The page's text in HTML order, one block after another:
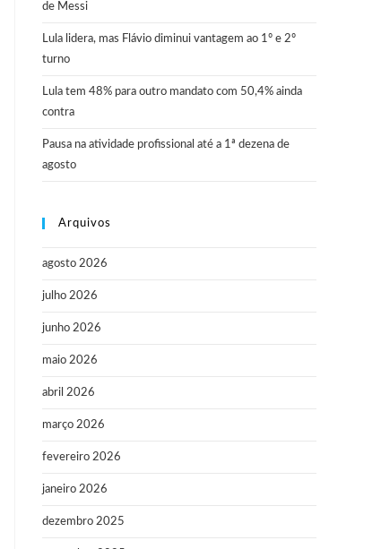
de Messi
Lula lidera, mas Flávio diminui vantagem ao 1º e 2º
turno
Lula tem 48% para outro mandato com 50,4% ainda
contra
Pausa na atividade profissional até a 1ª dezena de
agosto
Arquivos
agosto 2026
julho 2026
junho 2026
maio 2026
abril 2026
março 2026
fevereiro 2026
janeiro 2026
dezembro 2025